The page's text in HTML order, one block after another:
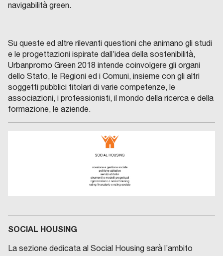
navigabilità green.
Su queste ed altre rilevanti questioni che animano gli studi
e le progettazioni ispirate dall’idea della sostenibilità,
Urbanpromo Green 2018 intende coinvolgere gli organi
dello Stato, le Regioni ed i Comuni, insieme con gli altri
soggetti pubblici titolari di varie competenze, le
associazioni, i professionisti, il mondo della ricerca e della
formazione, le aziende.
SOCIAL HOUSING
La sezione dedicata al Social Housing sarà l’ambito